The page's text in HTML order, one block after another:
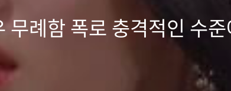
례함 폭로 충격적인 수